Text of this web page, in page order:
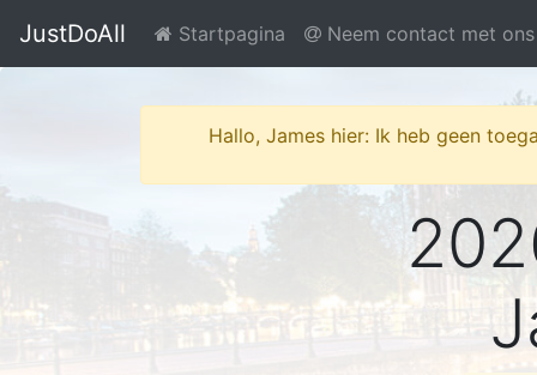
JustDoAll Startpagina Neem contact met
Hallo, James hier: Ik heb geen